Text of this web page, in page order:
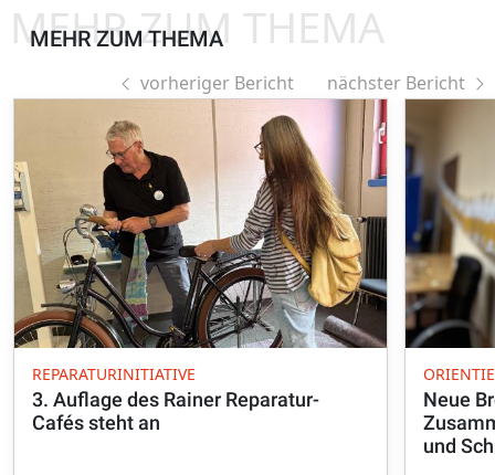
MEHR ZUM THEMA
MEHR ZUM THEMA
vorheriger Bericht nächster Bericht
REPARATURINITIATIVE
3. Auflage des Rainer Reparatur-
Cafés steht an
Neue
und